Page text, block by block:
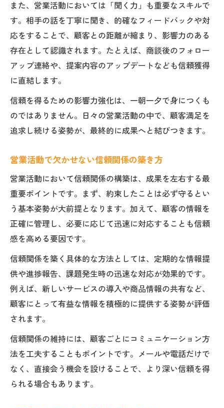
また、営業活動においては「聞く力」も重要なスキルで
す。相手の話を丁寧に聞き、的確なフィードバックや対
応をすることで、顧客との距離が縮まり、影響力のある
存在として認識されます。たとえば、商談後のフォロー
アップ連絡や、提案内容のアップデートなども信頼獲得
に直結します。
信頼を得るための影響力強化は、一朝一夕で身につくも
のではありません。日々の営業活動の中で、顧客満足を
追求し続ける姿勢が、最終的に成果へと結びつきます。
営業活動で欠かせない信頼関係の築き方
営業活動において信頼関係の構築は、成果を左右する最
重要ポイントです。まず、約束したことは必ず守るとい
う基本姿勢が大前提となります。加えて、顧客の情報を
正確に管理し、必要に応じて迅速に対応することも信頼
感を高める要因です。
信頼関係を築く具体的な方法としては、定期的な情報提
供や進捗報告、課題発生時の迅速な対応が効果的です。
例えば、新しいサービスの導入や商品情報の共有など、
顧客にとって有益な情報を積極的に提供する姿勢が評価
されます。
信頼関係の維持には、顧客ごとにコミュニケーション方
法を工夫することもポイントです。メールや電話だけで
なく、直接会う機会を設けることで、より深い信頼を得
られる場合もあります。